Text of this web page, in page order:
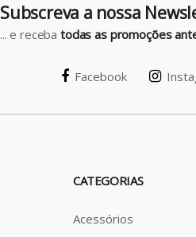
Subscreva a nossa
... e recebatodas as promoções
Facebook
CATEGORIAS
Acessórios